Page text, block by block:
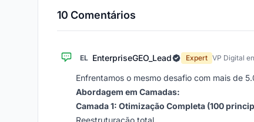
10 Comentários
EL EnterpriseGEO_Lead Expert VP Digital
Enfrentamos o mesmo desafio com mais de
Abordagem em Camadas:
Camada 1: Otimização Completa (100
Reestruturação total